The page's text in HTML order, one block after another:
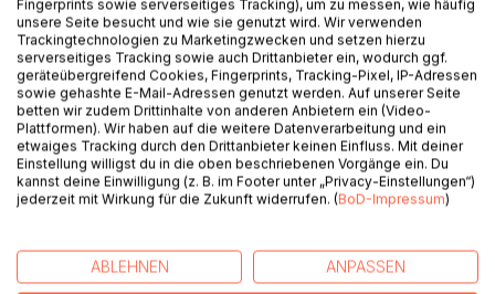
unter Mordverdacht. Während in Berlin die Polizei ermittelt,
verführt Krimhild ihren Chef Jan zu einer Reise in den
Süden und stößt dabei auf seine verdrängte Familie - und
die mysteriösen Kronenwächter, die ein Tor in eine
ungeahnte Welt bewachen.
Was wie ein Regionalkrimi in Brandenburg beginnt,
entwickelt sich Schritt für Schritt zu einem Roadmovie
durch alte und neue deutsche Mythen, zu einem
atemberaubenden, Planeten übergreifenden
Verfolgungsjagd.
Fingerprints sowie serverseitiges Tracking), um zu messen, wie häufig
unsere Seite besucht und wie sie genutzt wird. Wir verwenden
Trackingtechnologien zu Marketingzwecken und setzen hierzu
serverseitiges Tracking sowie auch Drittanbieter ein, wodurch ggf.
geräteübergreifend Cookies, Fingerprints, Tracking-Pixel, IP-Adressen
sowie gehashte E-Mail-Adressen genutzt werden. Auf unserer Seite
betten wir zudem Drittinhalte von anderen Anbietern ein (Video-
Plattformen). Wir haben auf die weitere Datenverarbeitung und ein
etwaiges Tracking durch den Drittanbieter keinen Einfluss. Mit deiner
Einstellung willigst du in die oben beschriebenen Vorgänge ein. Du
kannst deine Einwilligung (z. B. im Footer unter „Privacy-Einstellungen“)
jederzeit mit Wirkung für die Zukunft widerrufen. (BoD-Impressum)
ABLEHNEN ANPASSEN